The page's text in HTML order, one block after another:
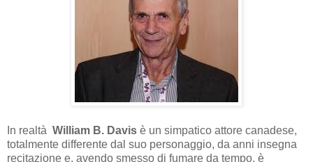
In realtà William B. Davis è un simpatico attore canadese,
totalmente differente dal suo personaggio, da anni insegna
recitazione e, avendo smesso di fumare da tempo, è